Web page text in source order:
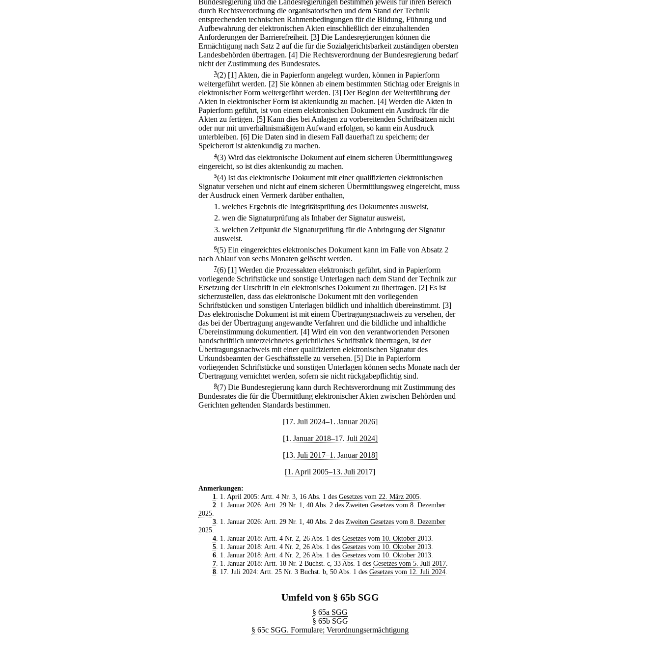
Bundesregierung und die Landesregierungen bestimmen jeweils für ihren Bereich
durch Rechtsverordnung die organisatorischen und dem Stand der Technik
entsprechenden technischen Rahmenbedingungen für die Bildung, Führung und
Aufbewahrung der elektronischen Akten einschließlich der einzuhaltenden
Anforderungen der Barrierefreiheit. [3] Die Landesregierungen können die
Ermächtigung nach Satz 2 auf die für die Sozialgerichtsbarkeit zuständigen obersten
Landesbehörden übertragen. [4] Die Rechtsverordnung der Bundesregierung bedarf
nicht der Zustimmung des Bundesrates.
3(2) [1] Akten, die in Papierform angelegt wurden, können in Papierform
weitergeführt werden. [2] Sie können ab einem bestimmten Stichtag oder Ereignis in
elektronischer Form weitergeführt werden. [3] Der Beginn der Weiterführung der
Akten in elektronischer Form ist aktenkundig zu machen. [4] Werden die Akten in
Papierform geführt, ist von einem elektronischen Dokument ein Ausdruck für die
Akten zu fertigen. [5] Kann dies bei Anlagen zu vorbereitenden Schriftsätzen nicht
oder nur mit unverhältnismäßigem Aufwand erfolgen, so kann ein Ausdruck
unterbleiben. [6] Die Daten sind in diesem Fall dauerhaft zu speichern; der
Speicherort ist aktenkundig zu machen.
4(3) Wird das elektronische Dokument auf einem sicheren Übermittlungsweg
eingereicht, so ist dies aktenkundig zu machen.
5(4) Ist das elektronische Dokument mit einer qualifizierten elektronischen
Signatur versehen und nicht auf einem sicheren Übermittlungsweg eingereicht, muss
der Ausdruck einen Vermerk darüber enthalten,
1. welches Ergebnis die Integritätsprüfung des Dokumentes ausweist,
2. wen die Signaturprüfung als Inhaber der Signatur ausweist,
3. welchen Zeitpunkt die Signaturprüfung für die Anbringung der Signatur
ausweist.
6(5) Ein eingereichtes elektronisches Dokument kann im Falle von Absatz 2
nach Ablauf von sechs Monaten gelöscht werden.
7(6) [1] Werden die Prozessakten elektronisch geführt, sind in Papierform
vorliegende Schriftstücke und sonstige Unterlagen nach dem Stand der Technik zur
Ersetzung der Urschrift in ein elektronisches Dokument zu übertragen. [2] Es ist
sicherzustellen, dass das elektronische Dokument mit den vorliegenden
Schriftstücken und sonstigen Unterlagen bildlich und inhaltlich übereinstimmt. [3]
Das elektronische Dokument ist mit einem Übertragungsnachweis zu versehen, der
das bei der Übertragung angewandte Verfahren und die bildliche und inhaltliche
Übereinstimmung dokumentiert. [4] Wird ein von den verantwortenden Personen
handschriftlich unterzeichnetes gerichtliches Schriftstück übertragen, ist der
Übertragungsnachweis mit einer qualifizierten elektronischen Signatur des
Urkundsbeamten der Geschäftsstelle zu versehen. [5] Die in Papierform
vorliegenden Schriftstücke und sonstigen Unterlagen können sechs Monate nach der
Übertragung vernichtet werden, sofern sie nicht rückgabepflichtig sind.
8(7) Die Bundesregierung kann durch Rechtsverordnung mit Zustimmung des
Bundesrates die für die Übermittlung elektronischer Akten zwischen Behörden und
Gerichten geltenden Standards bestimmen.
[17. Juli 2024–1. Januar 2026]
[1. Januar 2018–17. Juli 2024]
[13. Juli 2017–1. Januar 2018]
[1. April 2005–13. Juli 2017]
Anmerkungen:
1. 1. April 2005: Artt. 4 Nr. 3, 16 Abs. 1 des Gesetzes vom 22. März 2005.
2. 1. Januar 2026: Artt. 29 Nr. 1, 40 Abs. 2 des Zweiten Gesetzes vom 8. Dezember
2025.
3. 1. Januar 2026: Artt. 29 Nr. 1, 40 Abs. 2 des Zweiten Gesetzes vom 8. Dezember
2025.
4. 1. Januar 2018: Artt. 4 Nr. 2, 26 Abs. 1 des Gesetzes vom 10. Oktober 2013.
5. 1. Januar 2018: Artt. 4 Nr. 2, 26 Abs. 1 des Gesetzes vom 10. Oktober 2013.
6. 1. Januar 2018: Artt. 4 Nr. 2, 26 Abs. 1 des Gesetzes vom 10. Oktober 2013.
7. 1. Januar 2018: Artt. 18 Nr. 2 Buchst. c, 33 Abs. 1 des Gesetzes vom 5. Juli 2017.
8. 17. Juli 2024: Artt. 25 Nr. 3 Buchst. b, 50 Abs. 1 des Gesetzes vom 12. Juli 2024.
Umfeld von § 65b SGG
§ 65a SGG
§ 65b SGG
§ 65c SGG. Formulare; Verordnungsermächtigung